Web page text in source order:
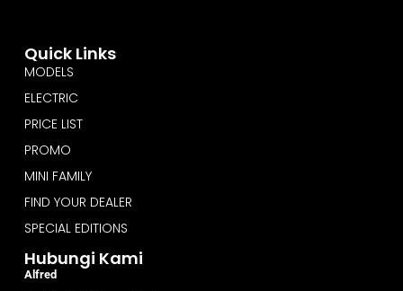
Quick Links
MODELS
ELECTRIC
PRICE LIST
PROMO
MINI FAMILY
FIND YOUR DEALER
SPECIAL EDITIONS
Hubungi Kami
Alfred